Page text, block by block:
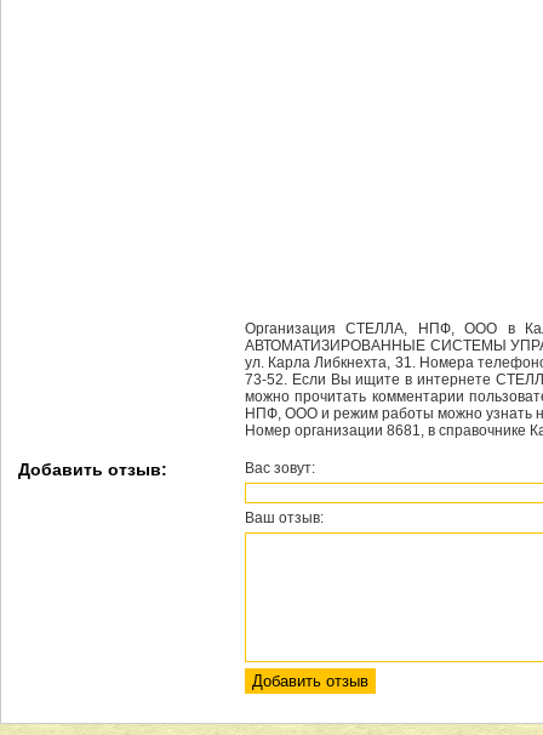
Организация СТЕЛЛА, НПФ, ООО в
АВТОМАТИЗИРОВАННЫЕ СИСТЕМЫ
ул. Карла Либкнехта, 31. Номера
73-52. Если Вы ищите в интернете
можно прочитать комментарии
НПФ, ООО и режим работы можно узнать
Номер организации 8681, в справочнике
Добавить отзыв: Вас зовут:
Ваш отзыв: